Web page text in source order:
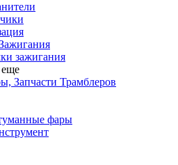
зажигания
еще
Запчасти Трамблеров
фары